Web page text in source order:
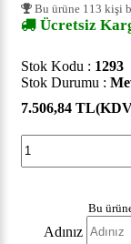
Bu ürüne 113 kişi
Ücretsiz
Stok Kodu : 1293
Stok Durumu :
7.506,84 TL
Bu
Adınız